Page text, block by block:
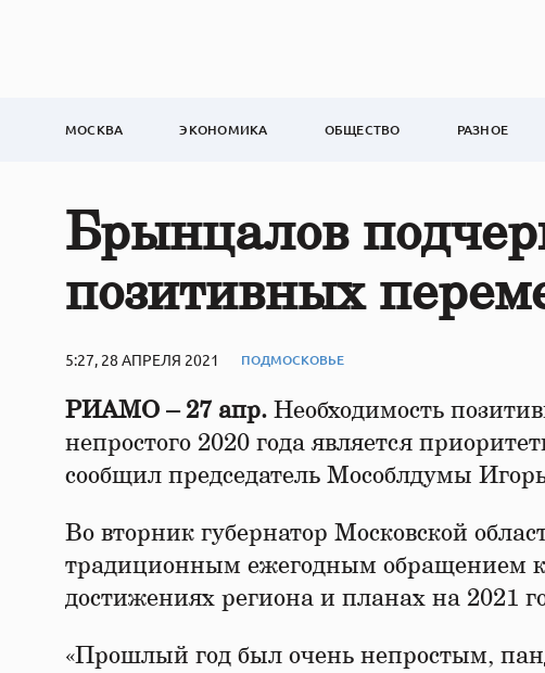
МОСКВА ЭКОНОМИКА ОБЩЕСТВО РАЗНОЕ
Брынцалов
позитивных
5:27, 28 АПРЕЛЯ 2021 ПОДМОСКОВЬЕ
РИАМО – 27 апр. Необходимость
непростого 2020 года является
сообщил председатель Мособлдумы
Во вторник губернатор Московской
традиционным ежегодным обращением к
достижениях региона и планах на 2021
«Прошлый год был очень непростым,